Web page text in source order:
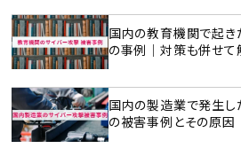
国内の教育機関で起き
の事例｜対策も併せて
国内の製造業で発生し
の被害事例とその原因